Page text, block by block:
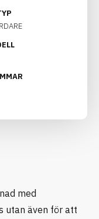
med
utan även för att